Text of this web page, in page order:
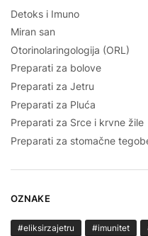
Detoks i Imuno
Miran san
Otorinolaringologija (ORL)
Preparati za bolove
Preparati za Jetru
Preparati za Pluća
Preparati za Srce i krvne žile
Preparati za stomačne
OZNAKE
#eliksirzajetru #imunitet